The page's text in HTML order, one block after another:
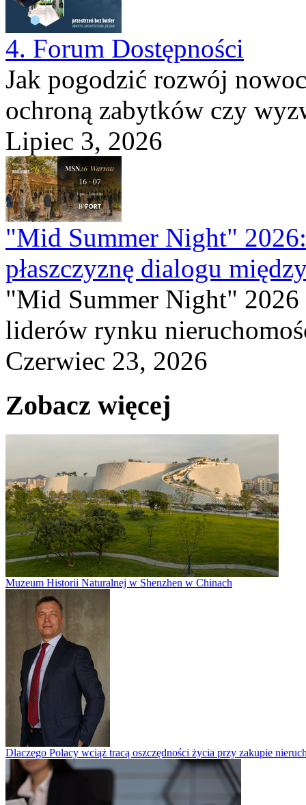
4. Forum Dostępności
Jak pogodzić rozwój
ochroną zabytków czy
Lipiec 3, 2026
"Mid Summer Night"
płaszczyznę dialogu
"Mid Summer Night" 2026
liderów rynku
Czerwiec 23, 2026
Zobacz więcej
Muzeum Historii Naturalnej w Shenzhen w Chinach
Dlaczego Polacy wciąż tracą oszczędności życia przy zakupie